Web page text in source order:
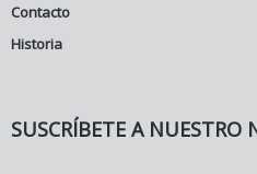
Contacto
Historia
SUSCRÍBETE A NUESTRO